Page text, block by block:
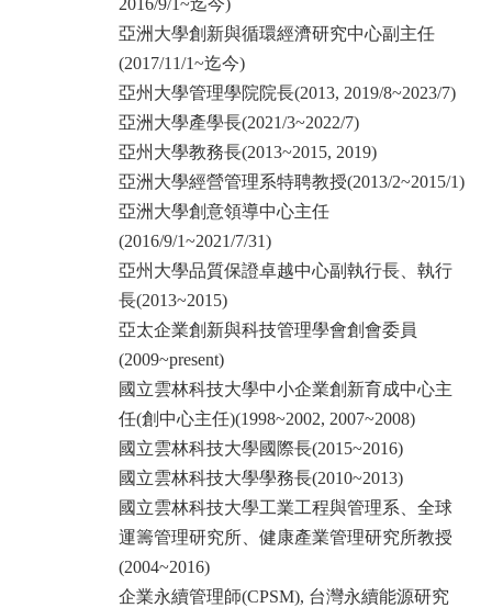
亞洲⼤學創新與循環經濟研究中⼼副主任
(2017/11/1~迄今)
亞州⼤學管理學院院⾧(2013, 2019/8~2023/7)
亞洲⼤學產學⾧(2021/3~2022/7)
亞州⼤學教務⾧(2013~2015, 2019)
亞洲⼤學經營管理系特聘教授(2013/2~2015/1)
亞洲⼤學創意領導中⼼主任
(2016/9/1~2021/7/31)
亞州⼤學品質保證卓越中⼼副執⾏⾧、執⾏
⾧(2013~2015)
亞太企業創新與科技管理學會創會委員
(2009~present)
國⽴雲林科技⼤學中⼩企業創新育成中⼼主
任(創中⼼主任)(1998~2002, 2007~2008)
國⽴雲林科技⼤學國際⾧(2015~2016)
國⽴雲林科技⼤學學務⾧(2010~2013)
國⽴雲林科技⼤學⼯業⼯程與管理系、全球
運籌管理研究所、健康產業管理研究所教授
(2004~2016)
企業永續管理師(CPSM), 台灣永續能源研究